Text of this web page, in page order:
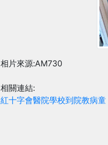
相片來源:AM730
相關連結:
紅十字會醫院學校到院教病